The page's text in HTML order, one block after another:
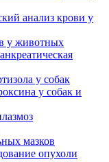
анализ крови у
у животных
у собак
у собак и
мазков
опухоли